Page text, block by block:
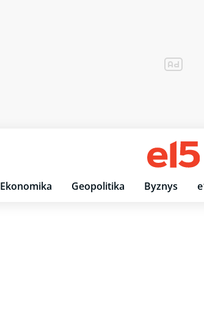
Ekonomika Geopolitika Byznys